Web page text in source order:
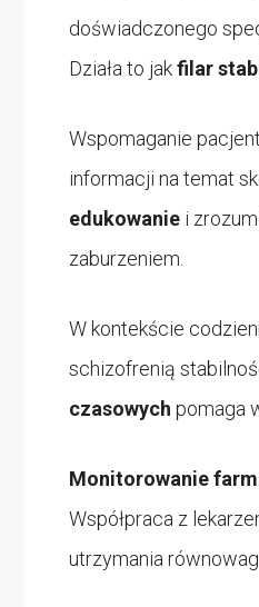
doświadczonego
Działa to jakfilar
Wspomaganie
informacji na temat
edukowanie i
zaburzeniem.
W kontekście
schizofrenią
czasowych pomaga
Monitorowanie
Współpraca z
utrzymania